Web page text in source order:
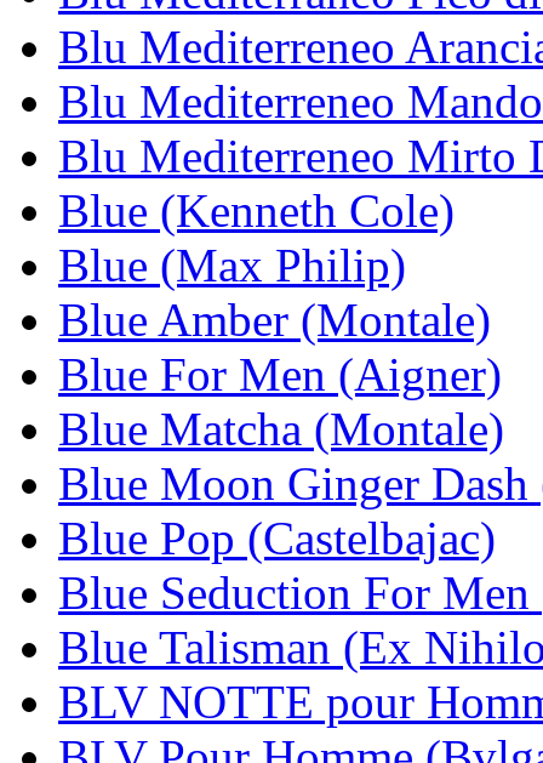
Blu Mediterreneo
Blu Mediterreneo
Blu Mediterreneo Mirto
Blue (Kenneth Cole)
Blue (Max Philip)
Blue Amber (Montale)
Blue For Men (Aigner)
Blue Matcha (Montale)
Blue Moon Ginger
Blue Pop (Castelbajac)
Blue Seduction For
Blue Talisman (Ex
BLV NOTTE pour